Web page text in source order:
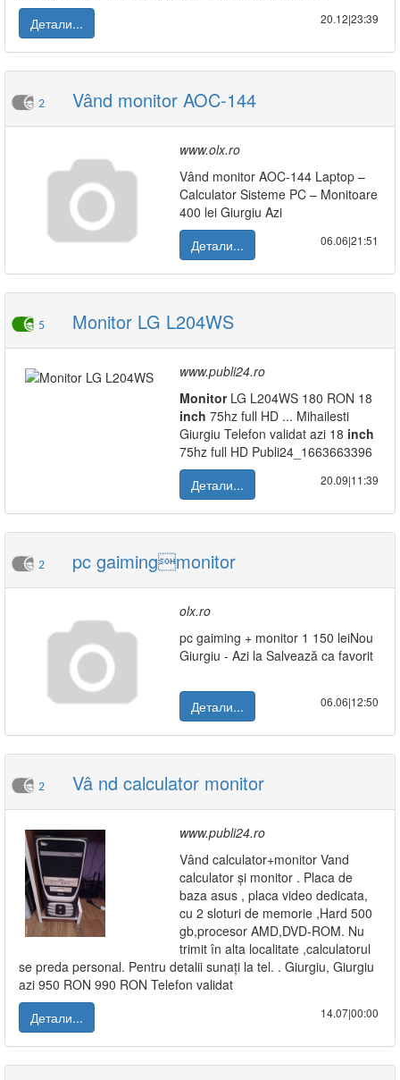
Детали...
20.12|23:39
2 Vând monitor AOC-144
www.olx.ro
Vând monitor AOC-144 Laptop –
Calculator Sisteme PC – Monitoare
400 lei Giurgiu Azi
Детали...
06.06|21:51
5 Monitor LG L204WS
www.publi24.ro
MonitorLG L204WS 180 RON 18
inch 75hz full HD ... Mihailesti
Giurgiu Telefon validat azi 18 inch
75hz full HD Publi24_1663663396
Детали...
20.09|11:39
2 pc gaimingmonitor
olx.ro
pc gaiming + monitor 1 150 leiNou
Giurgiu - Azi la Salvează ca favorit
Детали... 06.06|12:50
2 Vâ nd calculator monitor
www.publi24.ro
Vând calculator+monitor Vand
calculator și monitor . Placa de
baza asus , placa video dedicata,
cu 2 sloturi de memorie ,Hard 500
gb,procesor AMD,DVD-ROM. Nu
trimit în alta localitate ,calculatorul
se preda personal. Pentru detalii sunați la tel. . Giurgiu, Giurgiu
azi 950 RON 990 RON Telefon validat
Детали...
14.07|00:00